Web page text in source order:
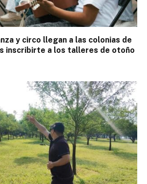
y circo llegan a las colonias de
inscribirte a los talleres de otoño